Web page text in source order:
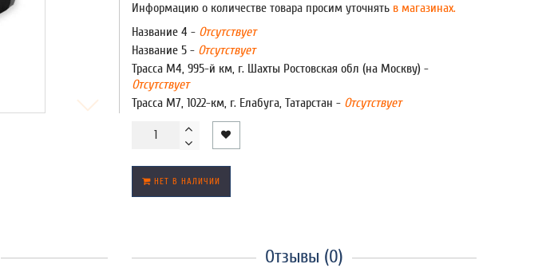
Информацию о количестве товара просим уточнятьв магазинах.
Название 4 - Отсутствует
Название 5 - Отсутствует
Трасса М4, 995-й км, г. Шахты Ростовская обл (на Москву) -
Отсутствует
Трасса М7, 1022-км, г. Елабуга, Татарстан - Отсутствует
НЕТ В НАЛИЧИИ
Отзывы (0)